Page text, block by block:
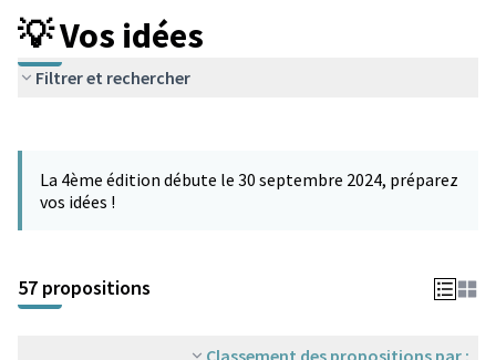
💡 Vos idées
Filtrer et rechercher
La 4ème édition débute le 30 septembre 2024, préparez
vos idées !
57 propositions
Classement des propositions par :